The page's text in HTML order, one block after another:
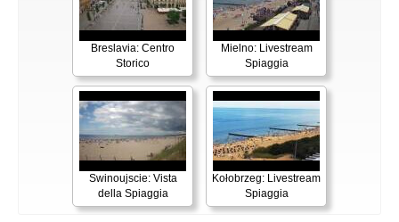
Breslavia: Centro
Storico
Mielno: Livestream
Spiaggia
Swinoujscie: Vista
della Spiaggia
Kołobrzeg: Livestream
Spiaggia